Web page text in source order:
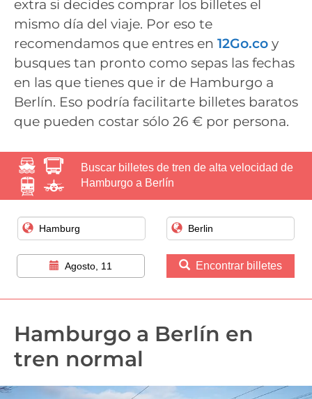
extra si decides comprar los billetes el
mismo día del viaje. Por eso te
recomendamos que entres en 12Go.co y
busques tan pronto como sepas las fechas
en las que tienes que ir de Hamburgo a
Berlín. Eso podría facilitarte billetes baratos
que pueden costar sólo 26 € por persona.
Buscar billetes de tren de alta velocidad de
Hamburgo a Berlín
Agosto, 11 Encontrar billetes
Hamburgo a Berlín en
tren normal